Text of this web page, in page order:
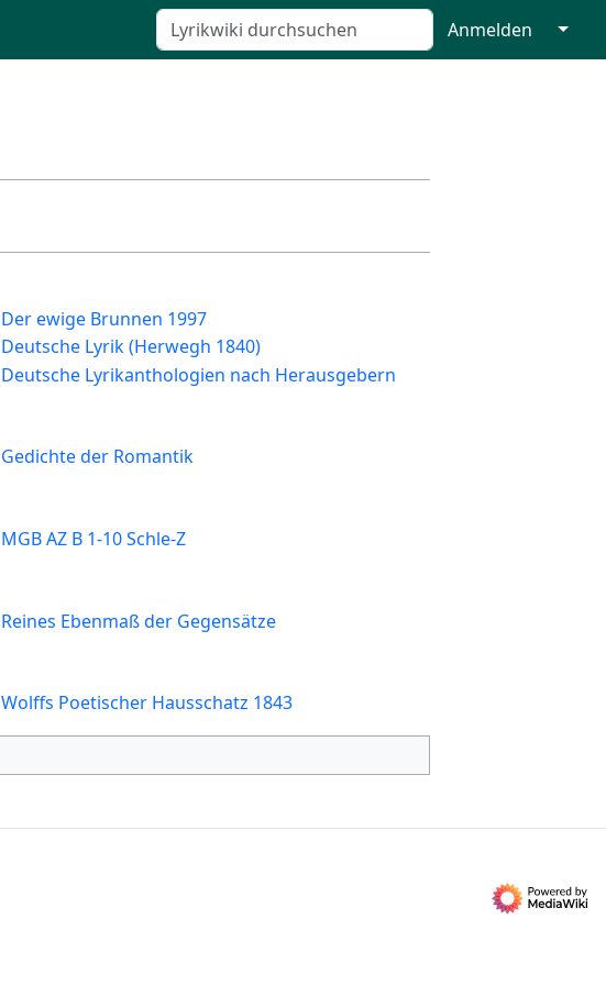
Anmelden ↓
Der ewige Brunnen 1997
Deutsche Lyrik (Herwegh 1840)
Deutsche Lyrikanthologien nach Herausgebern
Gedichte der Romantik
MGB AZ B 1-10 Schle-Z
Reines Ebenmaß der Gegensätze
Wolffs Poetischer Hausschatz 1843